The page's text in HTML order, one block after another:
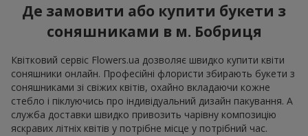
Де замовити або купити букети з
соняшниками в м. Бобриця
Квітковий сервіс Flowers.ua дозволяє швидко купити квіти
соняшники онлайн. Професійні флористи збирають букети з
соняшниками зі свіжих квітів, охайно вкладаючи кожне
стебло і піклуючись про індивідуальний дизайн пакування. А
служба доставки швидко привозить чарівну композицію
яскравих літніх квітів у потрібне місце у потрібний час.